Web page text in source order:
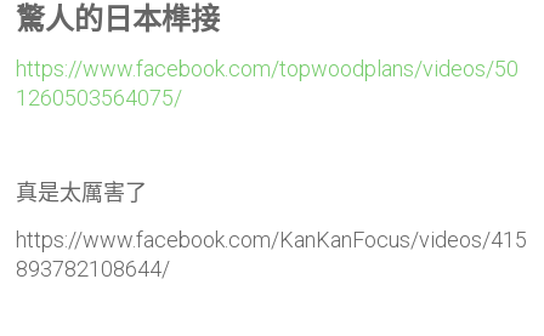
驚人的日本榫接
https://www.facebook.com/topwoodplans/videos/50
1260503564075/
真是太厲害了
https://www.facebook.com/KanKanFocus/videos/415
893782108644/